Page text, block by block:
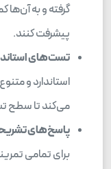
گرفته و به
پیشرفت کنند.
تست‌های
استاندارد و
می‌کند تا سطح
پاسخ‌های
برای تمامی